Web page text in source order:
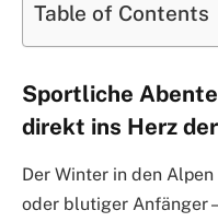
Table of Contents
Sportliche
direkt ins Herz
Der Winter in den
oder blutiger Anfänger